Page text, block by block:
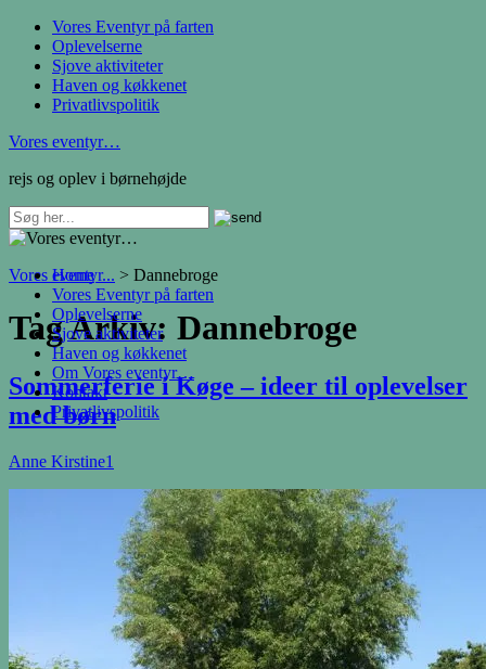
Vores Eventyr på farten
Oplevelserne
Sjove aktiviteter
Haven og køkkenet
Privatlivspolitik
Vores eventyr…
rejs og oplev i børnehøjde
Home
Vores Eventyr på farten
Oplevelserne
Sjove aktiviteter
Haven og køkkenet
Om Vores eventyr…
Kontakt
Privatlivspolitik
Vores eventyr... > Dannebroge
Tag Arkiv: Dannebroge
Sommerferie i Køge – ideer til oplevelser
med børn
Anne Kirstine1